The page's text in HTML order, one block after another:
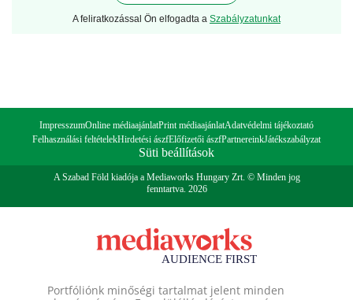
A feliratkozással Ön elfogadta a Szabályzatunkat
ImpresszumOnline médiaajánlatPrint médiaajánlatAdatvédelmi tájékoztató
Felhasználási feltételekHirdetési ászfElőfizetői ászfPartnereinkJátékszabályzat
Süti beállítások
A Szabad Föld kiadója a Mediaworks Hungary Zrt. © Minden jog
fenntartva. 2026
Portfóliónk minőségi tartalmat jelent minden